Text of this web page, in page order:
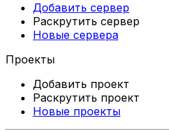
Добавить сервер
Раскрутить сервер
Новые сервера
Проекты
Добавить проект
Раскрутить проект
Новые проекты